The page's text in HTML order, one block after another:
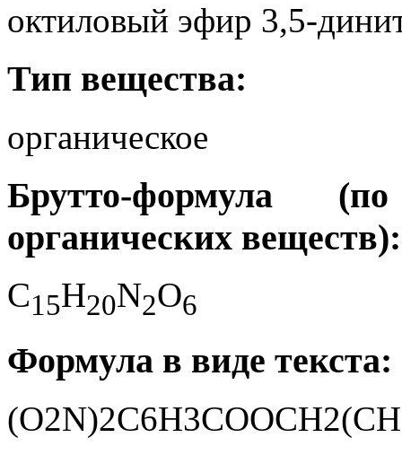
октиловый эфир 3,5-
Тип вещества:
органическое
Брутто-формула
органических веществ):
C15H20N2O6
Формула в виде текста: